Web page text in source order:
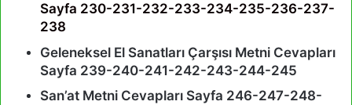
Sayfa 230-231-232-233-234-235-236-237-
238
Geleneksel El Sanatları Çarşısı Metni Cevapları
Sayfa 239-240-241-242-243-244-245
San’at Metni Cevapları Sayfa 246-247-248-